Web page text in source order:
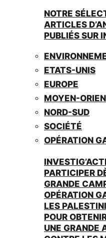
NOTRE
ARTICLES
PUBLIÉS SUR
ETATS-UNIS
EUROPE
MOYEN-
NORD-SUD
SOCIÉTÉ
OPÉRATION
PARTICIPER
GRANDE
OPÉRATION
LES
POUR
UNE GRANDE